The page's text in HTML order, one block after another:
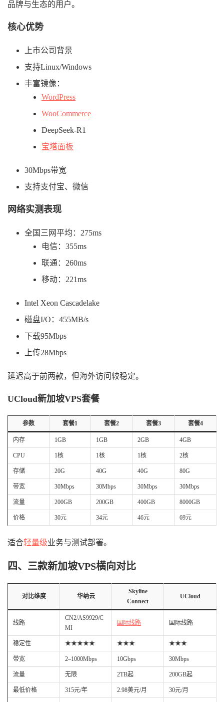
品牌与生态的用户。
核心优势
上市公司背景
支持Linux/Windows
丰富镜像：
WordPress
WooCommerce
DeepSeek-R1
宝塔面板
30Mbps带宽
支持支付宝、微信
网络实测表现
全国三网平均：275ms
电信：355ms
联通：260ms
移动：221ms
Intel Xeon Cascadelake
磁盘I/O：455MB/s
下载95Mbps
上传28Mbps
延迟高于前两款，但海外访问较稳定。
UCloud新加坡VPS套餐
参数 套餐1 套餐2 套餐3 套餐4
内存 1GB 1GB 2GB 4GB
CPU 1核 1核 1核 2核
存储 20G 40G 40G 80G
带宽 30Mbps 30Mbps 30Mbps 30Mbps
流量 200GB 200GB 400GB 8000GB
价格 30元 34元 46元 69元
适合轻量级业务与测试部署。
四、三款新加坡VPS横向对比
对比维度 华纳云
Skyline
Connect
UCloud
线路
CN2/AS9929/C
MI
国际线路 国际线路
稳定性 ★★★★★ ★★★ ★★★
带宽 2–1000Mbps 10Gbps 30Mbps
流量 无限 2TB起 200GB起
最低价格 315元/年 2.98美元/月 30元/月